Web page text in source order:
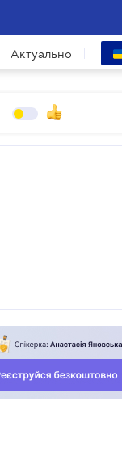
Актуально